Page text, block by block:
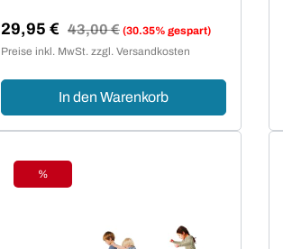
Verkaufspreis:
29,95 € Regulärer Preis:
43,00 € (30.35% gespart)
Preise inkl. MwSt. zzgl. Versandkosten
In den Warenkorb
Rabatt
%